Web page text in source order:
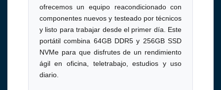
ofrecemos un equipo reacondicionado con
componentes nuevos y testeado por técnicos
y listo para trabajar desde el primer día. Este
portátil combina 64GB DDR5 y 256GB SSD
NVMe para que disfrutes de un rendimiento
ágil en oficina, teletrabajo, estudios y uso
diario.